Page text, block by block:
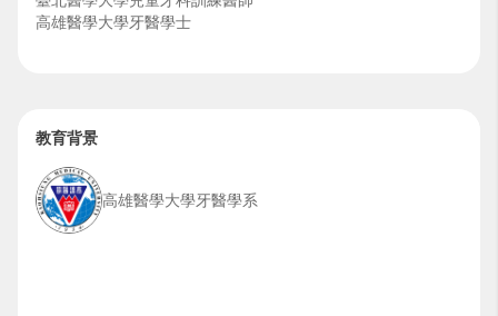
高雄醫學大學牙醫學士
教育背景
高雄醫學大學牙醫學系